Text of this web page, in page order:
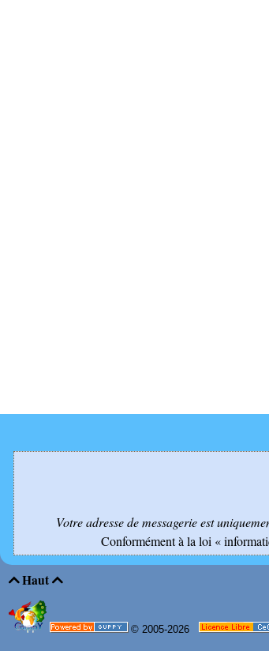
Votre adresse de messagerie est
Conformément à la loi «
Haut 
© 2005-2026